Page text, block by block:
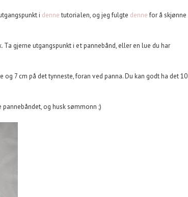
i dennetutorialen, og jeg fulgte dennefor å skjønne
gjerne utgangspunkt i et pannebånd, eller en lue du har
7 cm på det tynneste, foran ved panna. Du kan godt ha det 10
og husk sømmonn ;)